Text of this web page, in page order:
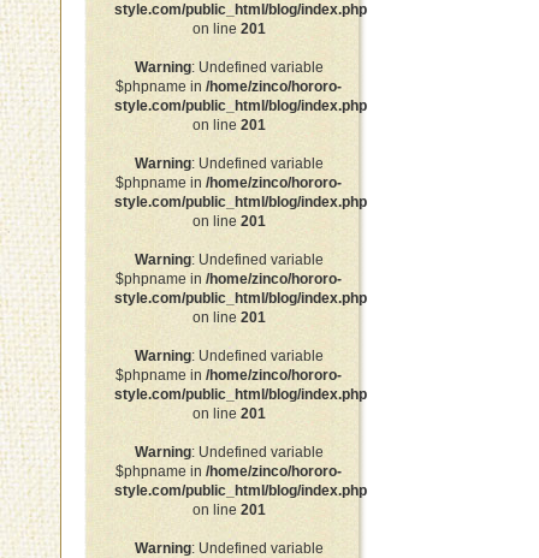
style.com/public_html/blog/index.php
on line 201
Warning: Undefined variable
$phpname in /home/zinco/hororo-
style.com/public_html/blog/index.php
on line 201
Warning: Undefined variable
$phpname in /home/zinco/hororo-
style.com/public_html/blog/index.php
on line 201
Warning: Undefined variable
$phpname in /home/zinco/hororo-
style.com/public_html/blog/index.php
on line 201
Warning: Undefined variable
$phpname in /home/zinco/hororo-
style.com/public_html/blog/index.php
on line 201
Warning: Undefined variable
$phpname in /home/zinco/hororo-
style.com/public_html/blog/index.php
on line 201
Warning: Undefined variable